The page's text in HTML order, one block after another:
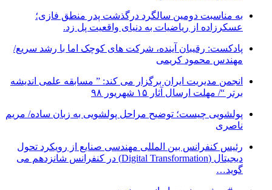
به مناسبت دومین سالگرد درگذشت پدر منطق فازی؛
عسکرزاده از ریاضیات به دنیای واقعیت پل زد.
پادکست: رقیبان آینده، شرکت های کوچک اما با رشد سریع/
مهندس محمود کریمی
انجمن مدیریت ایران برگزار می کند: ” مسابقه علمی اندیشه
برتر “/ مهلت ارسال آثار ۱۵ شهریور ۹۸
پولشویی چیست؛ توضیح مراحل پولشویی به زبان ساده/ مریم
ناصری
رئیس کنفرانس بین المللی مهندسی صنایع از رویکرد تحول
دیجیتال (Digital Transformation) در کنفرانس شانزدهم می
گوید…